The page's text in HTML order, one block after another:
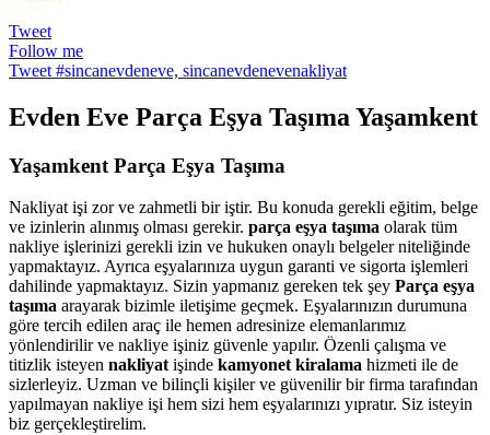
Tweet
Follow me
Tweet #sincanevdeneve, sincanevdenevenakliyat
Evden Eve Parça Eşya Taşıma Yaşamkent
Yaşamkent Parça Eşya Taşıma
Nakliyat işi zor ve zahmetli bir iştir. Bu konuda gerekli eğitim, belge
ve izinlerin alınmış olması gerekir. parça eşya taşıma olarak tüm
nakliye işlerinizi gerekli izin ve hukuken onaylı belgeler niteliğinde
yapmaktayız. Ayrıca eşyalarınıza uygun garanti ve sigorta işlemleri
dahilinde yapmaktayız. Sizin yapmanız gereken tek şey Parça eşya
taşıma arayarak bizimle iletişime geçmek. Eşyalarınızın durumuna
göre tercih edilen araç ile hemen adresinize elemanlarımız
yönlendirilir ve nakliye işiniz güvenle yapılır. Özenli çalışma ve
titizlik isteyen nakliyat işinde kamyonet kiralama hizmeti ile de
sizlerleyiz. Uzman ve bilinçli kişiler ve güvenilir bir firma tarafından
yapılmayan nakliye işi hem sizi hem eşyalarınızı yıpratır. Siz isteyin
biz gerçekleştirelim.